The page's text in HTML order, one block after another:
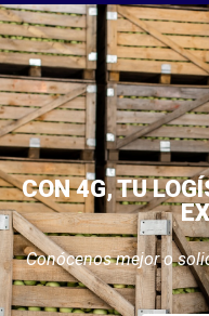
CON 4G, TU
Conócenos mejor o